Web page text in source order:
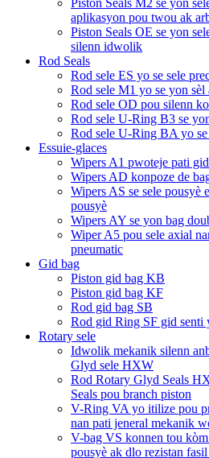
aplikasyon pou twou ak
Piston Seals OE se yon
silenn idwolik
Rod Seals
Rod sele ES yo se sele
Rod sele M1 yo se yon
Rod sele OD pou silenn
Rod sele U-Ring B3 se
Rod sele U-Ring BA yo
Essuie-glaces
Wipers A1 pwoteje pati
Wipers AD konpoze de
Wipers AS se sele pousyè
pousyè
Wipers AY se yon bag
Wiper A5 pou sele axial
pneumatic
Gid bag
Piston gid bag KB
Piston gid bag KF
Rod gid bag SB
Rod gid Ring SF gid
Rotary sele
Idwolik mekanik silenn
Glyd sele HXW
Rod Rotary Glyd Seals
Seals pou branch piston
V-Ring VA yo itilize pou
nan pati jeneral mekanik
V-bag VS konnen tou
pousyè ak dlo rezistan fasil